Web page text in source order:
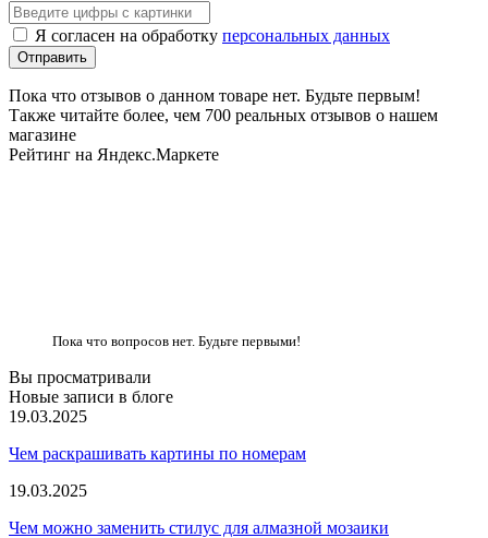
Я согласен на обработку персональных данных
Пока что отзывов о данном товаре нет. Будьте первым!
Также читайте более, чем 700 реальных отзывов о нашем
магазине
Рейтинг на Яндекс.Маркете
Пока что вопросов нет. Будьте первыми!
Вы просматривали
Новые записи в блоге
19.03.2025
Чем раскрашивать картины по номерам
19.03.2025
Чем можно заменить стилус для алмазной мозаики